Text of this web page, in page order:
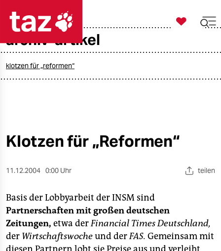
öko
sport
berlin
nord

taz zahl ich
archiv-artikel
klotzen für „reformen“
Klotzen für „Reformen“
11.12.2004 0:00 Uhr teilen
Basis der Lobbyarbeit der INSM sind
Partnerschaften mit großen deutschen
Zeitungen, etwa derFinancial Times Deutschland,
der Wirtschaftswocheund derFAS. Gemeinsam mit